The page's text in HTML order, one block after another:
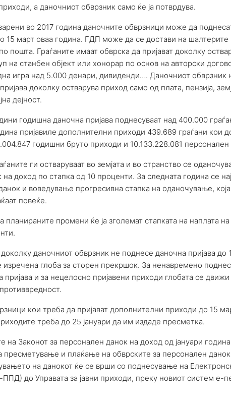
а даночниот обврзник само ќе ја потврдува.
во 2017 година даночните обврзници може да
15 март оваа година. ГДП може да се достави на шалтерите
пошта. Граѓаните имаат обврска да пријават доколку
на станбен објект или хонорар по основ на авторски
игра над 5.000 денари, дивиденди…. Даночниот обврзник
доколку остварува приход само од плата, пензија,
дејност.
годишна даночна пријава поднесуваат над 400.000
пријавиле дополнителни приходи 439.689 граѓани кои
годишни бруто приходи и 10.133.228.081
ги остваруваат во земјата и во странство се
доход по стапка од 10 проценти. За следната година се
и воведување прогресивна стапка на оданочување,
повеќе.
планираните промени ќе ја зголемат стапката на наплата
даночниот обврзник не поднесе даночна пријава до
изречена глоба за сторен прекршок. За ненавремено
и за нецелосно пријавени приходи глобата се
кои треба да пријават дополнителни приходи до 15
треба до 25 јануари да им издаде пресметка.
на Законот за персонален данок на доход од јануари
пресметување и плаќање на обврските за персонален
на данокот ќе се врши со поднесување на
до Управата за јавни приходи, преку новиот систем е-